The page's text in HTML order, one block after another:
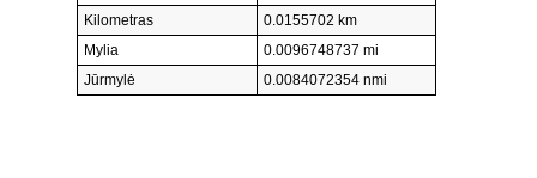
Kilometras
0.0155702 km
Mylia
0.0096748737 mi
Jūrmylė
0.0084072354 nmi